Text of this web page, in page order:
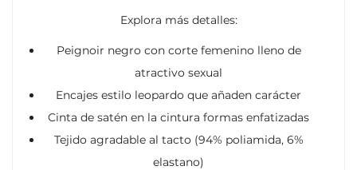
Explora más detalles:
Peignoir negro con corte femenino lleno de
atractivo sexual
Encajes estilo leopardo que añaden carácter
Cinta de satén en la cintura formas enfatizadas
Tejido agradable al tacto (94% poliamida, 6%
elastano)